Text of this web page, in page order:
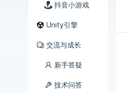
抖音小游戏
Unity引擎
交流与成长
新手答疑
技术问答